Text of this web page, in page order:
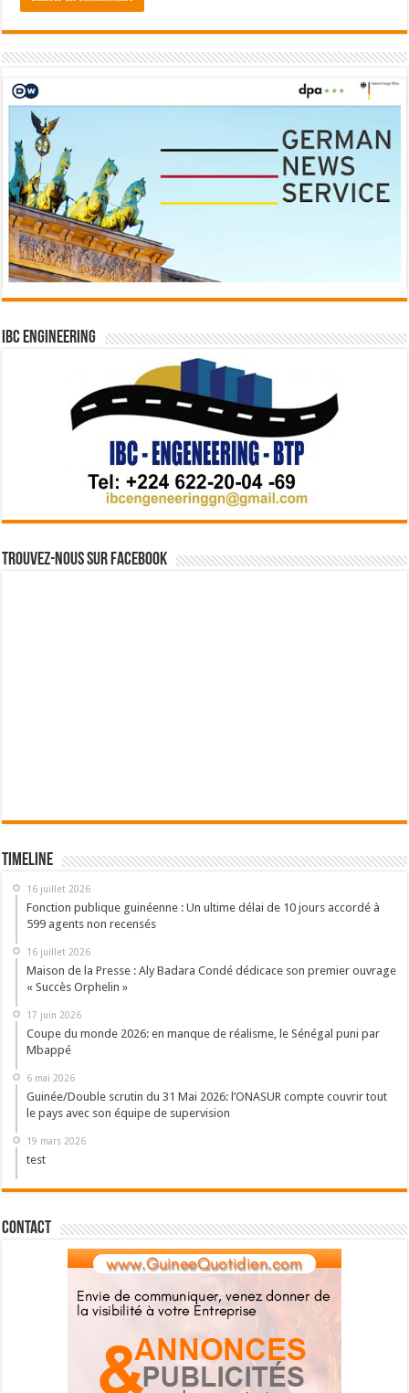
IBC Engineering
Trouvez-nous sur Facebook
Timeline
16 juillet 2026
Fonction publique guinéenne : Un ultime délai de 10 jours accordé à
599 agents non recensés
16 juillet 2026
Maison de la Presse : Aly Badara Condé dédicace son premier ouvrage
« Succès Orphelin »
17 juin 2026
Coupe du monde 2026: en manque de réalisme, le Sénégal puni par
Mbappé
6 mai 2026
Guinée/Double scrutin du 31 Mai 2026: l’ONASUR compte couvrir tout
le pays avec son équipe de supervision
19 mars 2026
test
Contact